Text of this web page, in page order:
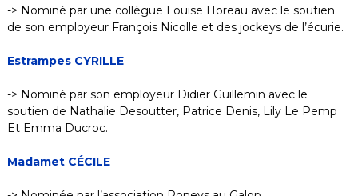
-> Nominé par une collègue Louise Horeau avec le soutien
de son employeur François Nicolle et des jockeys de l’écurie.
Estrampes CYRILLE
-> Nominé par son employeur Didier Guillemin avec le
soutien de Nathalie Desoutter, Patrice Denis, Lily Le Pemp
Et Emma Ducroc.
Madamet CÉCILE